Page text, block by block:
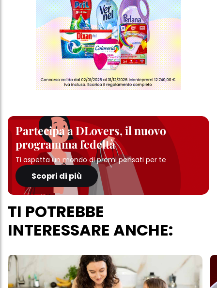
Partecipa a DLovers, il nuovo
programma fedeltà
Ti aspetta un mondo di premi pensati per te
Scopri di più
TI POTREBBE
INTERESSARE ANCHE: